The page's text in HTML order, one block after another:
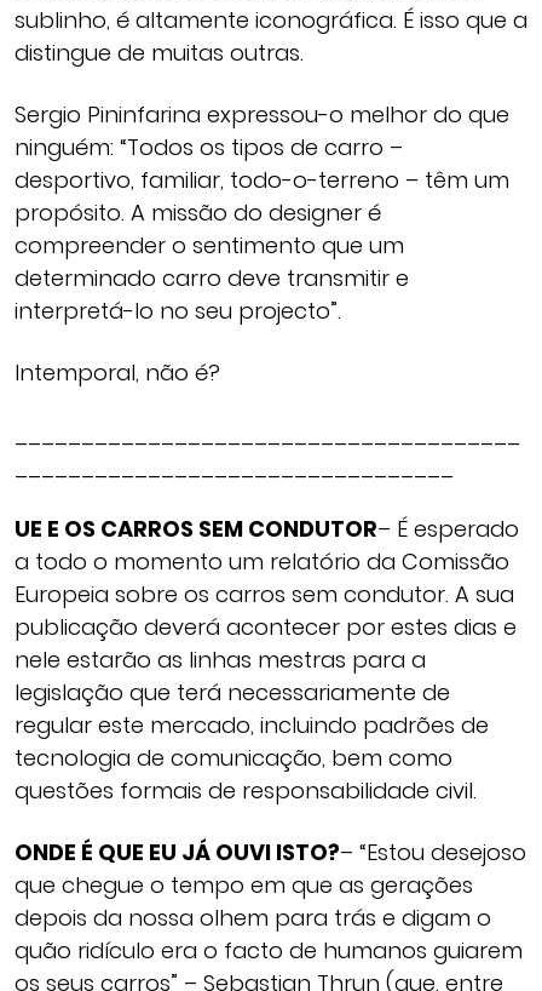
sublinho, é altamente iconográfica. É isso que a
distingue de muitas outras.
Sergio Pininfarina expressou-o melhor do que
ninguém: “Todos os tipos de carro –
desportivo, familiar, todo-o-terreno – têm um
propósito. A missão do designer é
compreender o sentimento que um
determinado carro deve transmitir e
interpretá-lo no seu projecto”.
Intemporal, não é?
UE E OS CARROS SEM CONDUTOR– É esperado
a todo o momento um relatório da Comissão
Europeia sobre os carros sem condutor. A sua
publicação deverá acontecer por estes dias e
nele estarão as linhas mestras para a
legislação que terá necessariamente de
regular este mercado, incluindo padrões de
tecnologia de comunicação, bem como
questões formais de responsabilidade civil.
ONDE É QUE EU JÁ OUVI ISTO?– “Estou desejoso
que chegue o tempo em que as gerações
depois da nossa olhem para trás e digam o
quão ridículo era o facto de humanos guiarem
os seus carros” – Sebastian Thrun (que, entre